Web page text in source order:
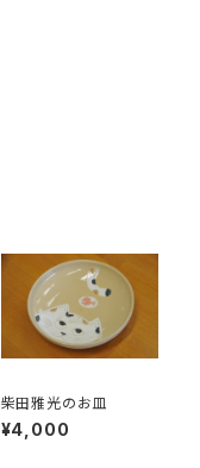
柴田雅光のお皿
¥4,000